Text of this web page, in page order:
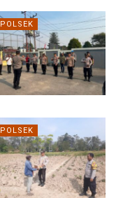
POLSEK
POLSEK